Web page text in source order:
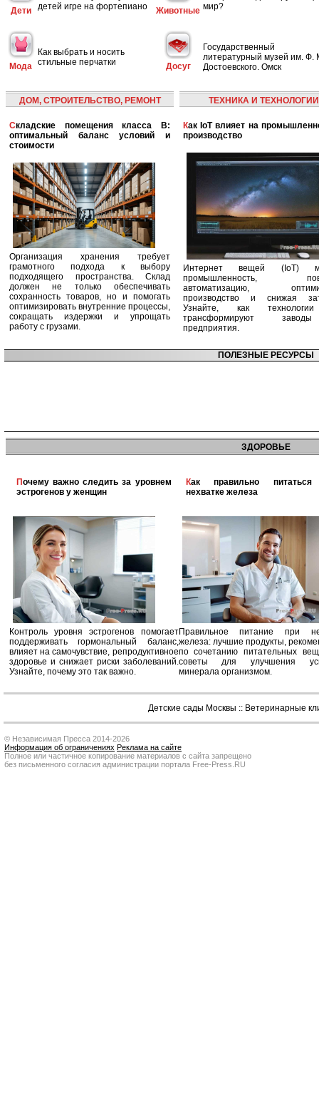
Дети
детей игре на фортепиано
Животные мир?
Мода
Как выбрать и носить
стильные перчатки
Досуг
Государственный
литературный музей им. Ф.
Достоевского. Омск
ДОМ, СТРОИТЕЛЬСТВО, РЕМОНТ
Складские помещения класса B:
оптимальный баланс условий и
стоимости
Организация хранения требует
грамотного подхода к выбору
подходящего пространства. Склад
должен не только обеспечивать
сохранность товаров, но и помогать
оптимизировать внутренние процессы,
сокращать издержки и упрощать
работу с грузами.
ТЕХНИКА И ТЕХНОЛОГИИ
Как IoT влияет на промышленность и
производство
Интернет вещей (IoT)
промышленность,
автоматизацию,
производство и снижая
Узнайте, как
трансформируют
предприятия.
ПОЛЕЗНЫЕ РЕСУРСЫ
ЗДОРОВЬЕ
Почему важно следить за уровнем
эстрогенов у женщин
Контроль уровня эстрогенов помогает
поддерживать гормональный баланс,
влияет на самочувствие, репродуктивное
здоровье и снижает риски заболеваний.
Узнайте, почему это так важно.
Как правильно питаться при
нехватке железа
Правильное питание при
железа: лучшие продукты,
по сочетанию питательных
советы для улучшения
минерала организмом.
Детские сады Москвы :: Ветеринарные
© Независимая Пресса 2014-2026
Информация об ограничениях Реклама на сайте
Полное или частичное копирование материалов с сайта запрещено
без письменного согласия администрации портала Free-Press.RU